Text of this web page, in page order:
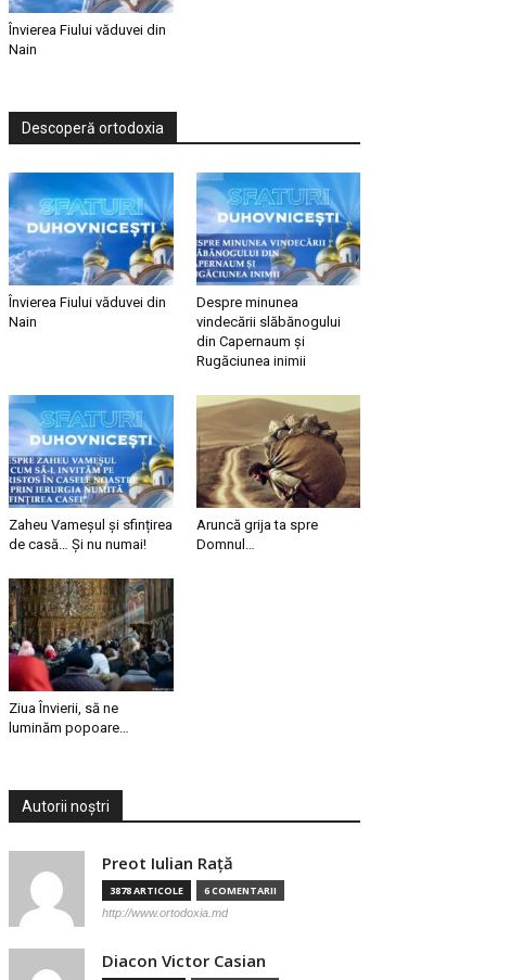
Învierea Fiului văduvei din
Nain
Descoperă ortodoxia
Învierea Fiului văduvei din
Nain
Despre minunea
vindecării slăbănogului
din Capernaum și
Rugăciunea inimii
Zaheu Vameșul și sfințirea
de casă… Și nu numai!
Aruncă grija ta spre
Domnul…
Ziua Învierii, să ne
luminăm popoare…
Autorii noștri
Preot Iulian Raţă
3878 ARTICOLE 6 COMENTARII
http://www.ortodoxia.md
Diacon Victor Casian